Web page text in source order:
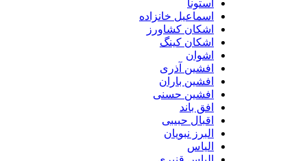
استونا
اسماعیل خانزاده
اشکان کشاورز
اشکان کینگ
اشوان
افشین آذری
افشین باران
افشین حسنی
افق باند
اقبال حبیبی
البرز نبویان
الیاس